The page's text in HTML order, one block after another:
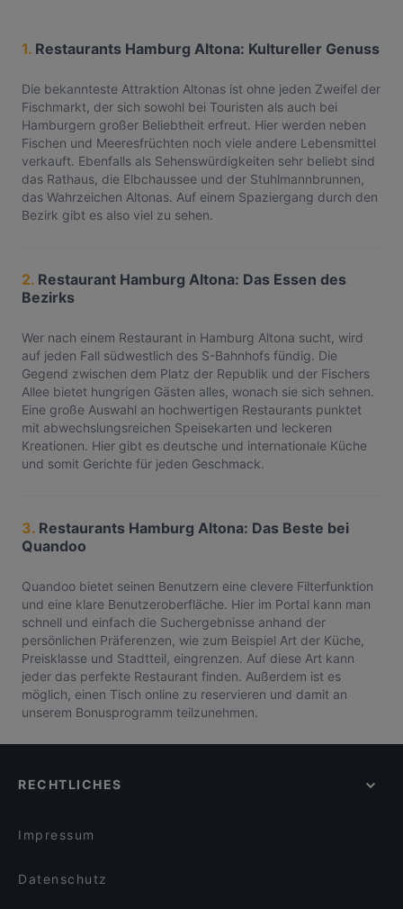
1. Restaurants Hamburg Altona: Kultureller Genuss
Die bekannteste Attraktion Altonas ist ohne jeden Zweifel der
Fischmarkt, der sich sowohl bei Touristen als auch bei
Hamburgern großer Beliebtheit erfreut. Hier werden neben
Fischen und Meeresfrüchten noch viele andere Lebensmittel
verkauft. Ebenfalls als Sehenswürdigkeiten sehr beliebt sind
das Rathaus, die Elbchaussee und der Stuhlmannbrunnen,
das Wahrzeichen Altonas. Auf einem Spaziergang durch den
Bezirk gibt es also viel zu sehen.
2. Restaurant Hamburg Altona: Das Essen des
Bezirks
Wer nach einem Restaurant in Hamburg Altona sucht, wird
auf jeden Fall südwestlich des S-Bahnhofs fündig. Die
Gegend zwischen dem Platz der Republik und der Fischers
Allee bietet hungrigen Gästen alles, wonach sie sich sehnen.
Eine große Auswahl an hochwertigen Restaurants punktet
mit abwechslungsreichen Speisekarten und leckeren
Kreationen. Hier gibt es deutsche und internationale Küche
und somit Gerichte für jeden Geschmack.
3. Restaurants Hamburg Altona: Das Beste bei
Quandoo
Quandoo bietet seinen Benutzern eine clevere Filterfunktion
und eine klare Benutzeroberfläche. Hier im Portal kann man
schnell und einfach die Suchergebnisse anhand der
persönlichen Präferenzen, wie zum Beispiel Art der Küche,
Preisklasse und Stadtteil, eingrenzen. Auf diese Art kann
jeder das perfekte Restaurant finden. Außerdem ist es
möglich, einen Tisch online zu reservieren und damit an
unserem Bonusprogramm teilzunehmen.
RECHTLICHES
Impressum
Datenschutz